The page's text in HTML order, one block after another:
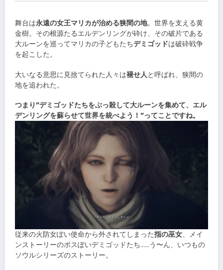
舞台は永遠の女王マリカが治める狭間の地。世界を支える黄
金樹。その根源たるエルデンリングが砕け、その破片である
大ルーンを巡ってマリカの子どもたちデミゴッドは破砕戦争
を起こした。
大いなる意思に見捨てられた人々は褪せ人と呼ばれ、狭間の
地を追われた。
つまり”デミゴッドたちをぶっ殺して大ルーンを集めて、エル
デンリングを蘇らせて世界を統べよう！”ってことですね。
従来の火防女ぽい使命から外されてしまった指の巫女、メイ
ンストーリーのボスぽいデミゴッドたち……う〜ん、いつもの
ソウルシリーズのストーリー。